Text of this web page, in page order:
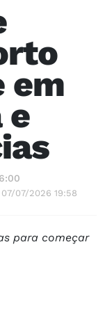
em
e
07/2026 19:58
para começar